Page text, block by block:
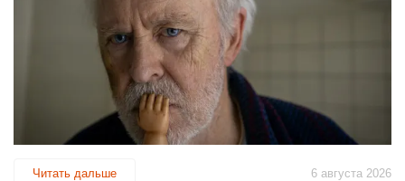
Читать дальше 6 августа 2026